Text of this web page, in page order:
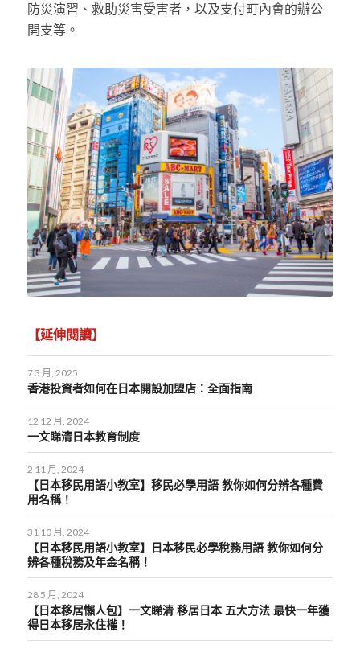
防災演習、救助災害受害者，以及支付町內會的辦公
開支等。
【延伸閱讀】
7 3 月, 2025
香港投資者如何在日本開設加盟店：全面指南
12 12 月, 2024
一文睇清日本教育制度
2 11 月, 2024
【日本移民用語小教室】移民必學用語 教你如何分辨各種費
用名稱！
31 10 月, 2024
【日本移民用語小教室】日本移民必學稅務用語 教你如何分
辨各種稅務及年金名稱！
28 5 月, 2024
【日本移居懶人包】一文睇清 移居日本 五大方法 最快一年獲
得日本移居永住權！